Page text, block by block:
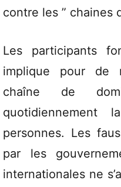
contre les ” chaines
Les participants
implique pour de
chaîne de
personnes. Les
par les
internationales ne